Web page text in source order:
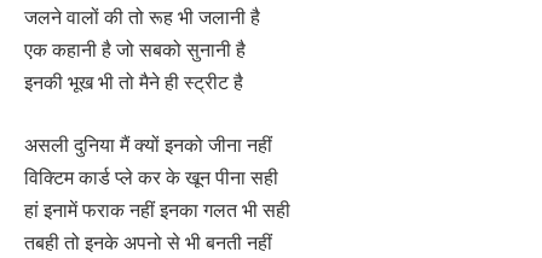
जलने वालों की तो रूह भी जलानी है
एक कहानी है जो सबको सुनानी है
इनकी भूख भी तो मैने ही स्ट्रीट है
असली दुनिया मैं क्यों इनको जीना नहीं
विक्टिम कार्ड प्ले कर के खून पीना सही
हां इनामें फराक नहीं इनका गलत भी सही
तबही तो इनके अपनो से भी बनती नहीं